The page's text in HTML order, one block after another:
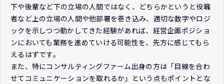
下や後輩など下の立場の人間ではなく、どちらかというと役職
者など上の立場の人間や他部署を巻き込み、適切な数字やロジ
ックを示しつつ動かしてきた経験があれば、経営企画ポジショ
ンにおいても業務を進めていける可能性を、先方に感じてもら
えるはずです。
また、特にコンサルティングファーム出身の方は「目線を合わ
せてコミュニケーションを取れるか」という点もポイントとな